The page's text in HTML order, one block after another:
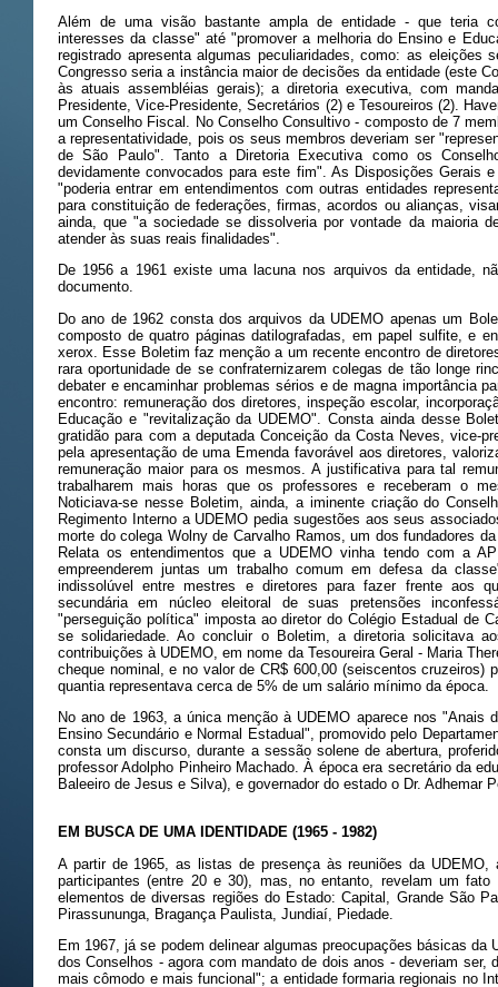
Além de uma visão bastante ampla de entidade - que teria
interesses da classe" até "promover a melhoria do Ensino e
registrado apresenta algumas peculiaridades, como: as eleições
Congresso seria a instância maior de decisões da entidade (este
às atuais assembléias gerais); a diretoria executiva, com
Presidente, Vice-Presidente, Secretários (2) e Tesoureiros (2).
um Conselho Fiscal. No Conselho Consultivo - composto de 7
a representatividade, pois os seus membros deveriam ser
de São Paulo". Tanto a Diretoria Executiva como os
devidamente convocados para este fim". As Disposições Gerais
"poderia entrar em entendimentos com outras entidades
para constituição de federações, firmas, acordos ou alianças,
ainda, que "a sociedade se dissolveria por vontade da maioria
atender às suas reais finalidades".
De 1956 a 1961 existe uma lacuna nos arquivos da entidade,
documento.
Do ano de 1962 consta dos arquivos da UDEMO apenas um
composto de quatro páginas datilografadas, em papel sulfite, e
xerox. Esse Boletim faz menção a um recente encontro de
rara oportunidade de se confraternizarem colegas de tão longe
debater e encaminhar problemas sérios e de magna importância
encontro: remuneração dos diretores, inspeção escolar,
Educação e "revitalização da UDEMO". Consta ainda desse
gratidão para com a deputada Conceição da Costa Neves, vice-
pela apresentação de uma Emenda favorável aos diretores,
remuneração maior para os mesmos. A justificativa para tal
trabalharem mais horas que os professores e receberam o
Noticiava-se nesse Boletim, ainda, a iminente criação do
Regimento Interno a UDEMO pedia sugestões aos seus
morte do colega Wolny de Carvalho Ramos, um dos fundadores
Relata os entendimentos que a UDEMO vinha tendo com a
empreenderem juntas um trabalho comum em defesa da
indissolúvel entre mestres e diretores para fazer frente aos
secundária em núcleo eleitoral de suas pretensões
"perseguição política" imposta ao diretor do Colégio Estadual de
se solidariedade. Ao concluir o Boletim, a diretoria solicitava
contribuições à UDEMO, em nome da Tesoureira Geral - Maria
cheque nominal, e no valor de CR$ 600,00 (seiscentos cruzeiros)
quantia representava cerca de 5% de um salário mínimo da época.
No ano de 1963, a única menção à UDEMO aparece nos "Anais
Ensino Secundário e Normal Estadual", promovido pelo
consta um discurso, durante a sessão solene de abertura,
professor Adolpho Pinheiro Machado. À época era secretário da
Baleeiro de Jesus e Silva), e governador do estado o Dr. Adhemar
EM BUSCA DE UMA IDENTIDADE (1965 - 1982)
A partir de 1965, as listas de presença às reuniões da UDEMO,
participantes (entre 20 e 30), mas, no entanto, revelam um fato
elementos de diversas regiões do Estado: Capital, Grande São
Pirassununga, Bragança Paulista, Jundiaí, Piedade.
Em 1967, já se podem delinear algumas preocupações básicas da
dos Conselhos - agora com mandato de dois anos - deveriam ser,
mais cômodo e mais funcional"; a entidade formaria regionais no